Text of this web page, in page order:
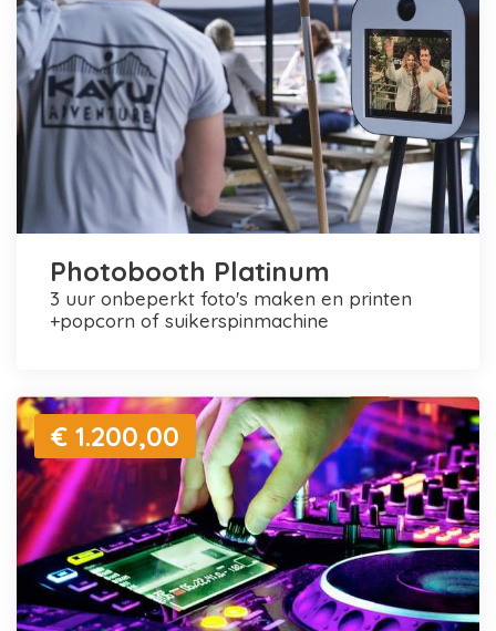
Photobooth Platinum
3 uur onbeperkt foto's maken en printen
+popcorn of suikerspinmachine
€ 1.200,00